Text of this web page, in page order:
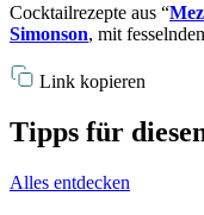
Cocktailrezepte aus “
Simonson, mit
Link kopieren
Tipps für
Alles entdecken